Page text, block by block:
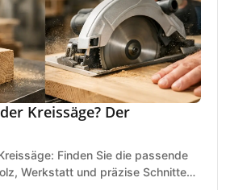
Kreissäge? Der
Finden Sie die passende
Werkstatt und präzise Schnitte